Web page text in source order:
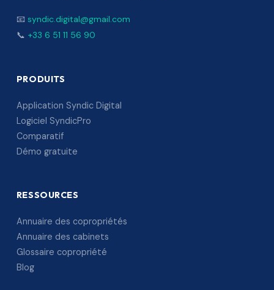
📧 syndic.digital@gmail.com
📞 +33 6 51 11 56 90
PRODUITS
Application Syndic Digital
Logiciel SyndicPro
Comparatif
Démo gratuite
RESSOURCES
Annuaire des copropriétés
Annuaire des cabinets
Glossaire copropriété
Blog